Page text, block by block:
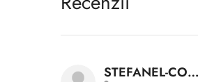
STEFANEL-CONSTANTIN A.